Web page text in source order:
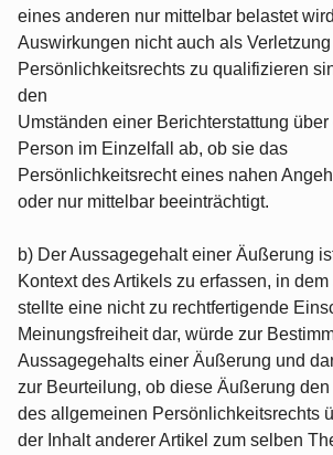
eines anderen nur mittelbar belastet
Auswirkungen nicht auch als
Persönlichkeitsrechts zu qualifizieren
den
Umständen einer Berichterstattung
Person im Einzelfall ab, ob sie das
Persönlichkeitsrecht eines nahen
oder nur mittelbar beeinträchtigt.
b) Der Aussagegehalt einer Äußerung
Kontext des Artikels zu erfassen, in
stellte eine nicht zu rechtfertigende
Meinungsfreiheit dar, würde zur
Aussagegehalts einer Äußerung und
zur Beurteilung, ob diese Äußerung
des allgemeinen Persönlichkeitsrechts
der Inhalt anderer Artikel zum selben